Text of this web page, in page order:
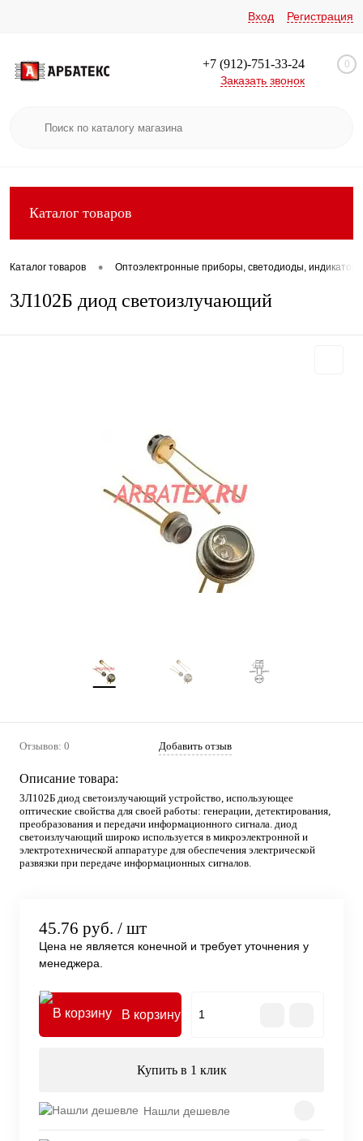
Вход Регистрация
+7 (912)-751-33-24
Заказать звонок
0
Каталог товаров
Каталог товаров • Оптоэлектронные приборы, светодиоды,
3Л102Б диод светоизлучающий
Отзывов: 0 Добавить отзыв
Описание товара:
3Л102Б диод светоизлучающий устройство, использующее
оптические свойства для своей работы: генерации, детектирования,
преобразования и передачи информационного сигнала. диод
светоизлучающий широко используется в микроэлектронной и
электротехнической аппаратуре для обеспечения электрической
развязки при передаче информационных сигналов.
45.76 руб. / шт
Цена не является конечной и требует уточнения у
менеджера.
В корзину
Купить в 1 клик
Нашли дешевле